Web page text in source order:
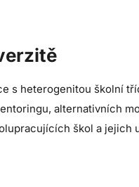
s heterogenitou školní
alternativních
škol a jejich